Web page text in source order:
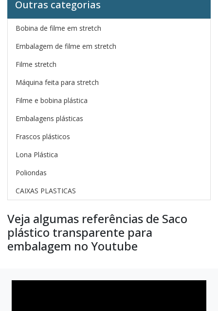
Outras categorias
Bobina de filme em stretch
Embalagem de filme em stretch
Filme stretch
Máquina feita para stretch
Filme e bobina plástica
Embalagens plásticas
Frascos plásticos
Lona Plástica
Poliondas
CAIXAS PLASTICAS
Veja algumas referências de Saco
plástico transparente para
embalagem no Youtube